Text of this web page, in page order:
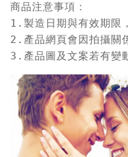
商品注意事項：
1.製造日期與有效期限
2.產品網頁會因拍攝關
3.產品圖及文案若有變